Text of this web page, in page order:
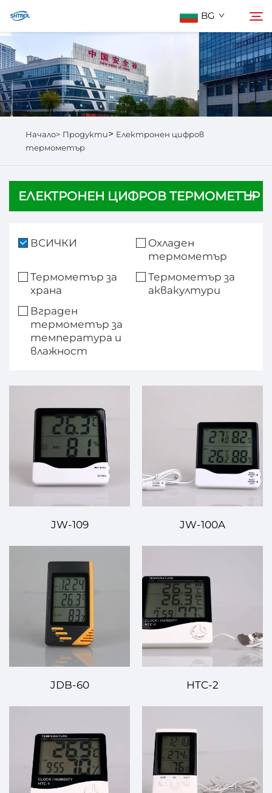
BG
За Нас
Продукти
Свържете Се с Нас
Търсене
Начало> Продукти> Електронен цифров
термометър
ЕЛЕКТРОНЕН ЦИФРОВ ТЕРМОМЕТЪР
ВСИЧКИ
Охладен
термометър
Термометър за
храна
Термометър за
аквакултури
Вграден
термометър за
температура и
влажност
JW-109 JW-100A
JDB-60 HTC-2